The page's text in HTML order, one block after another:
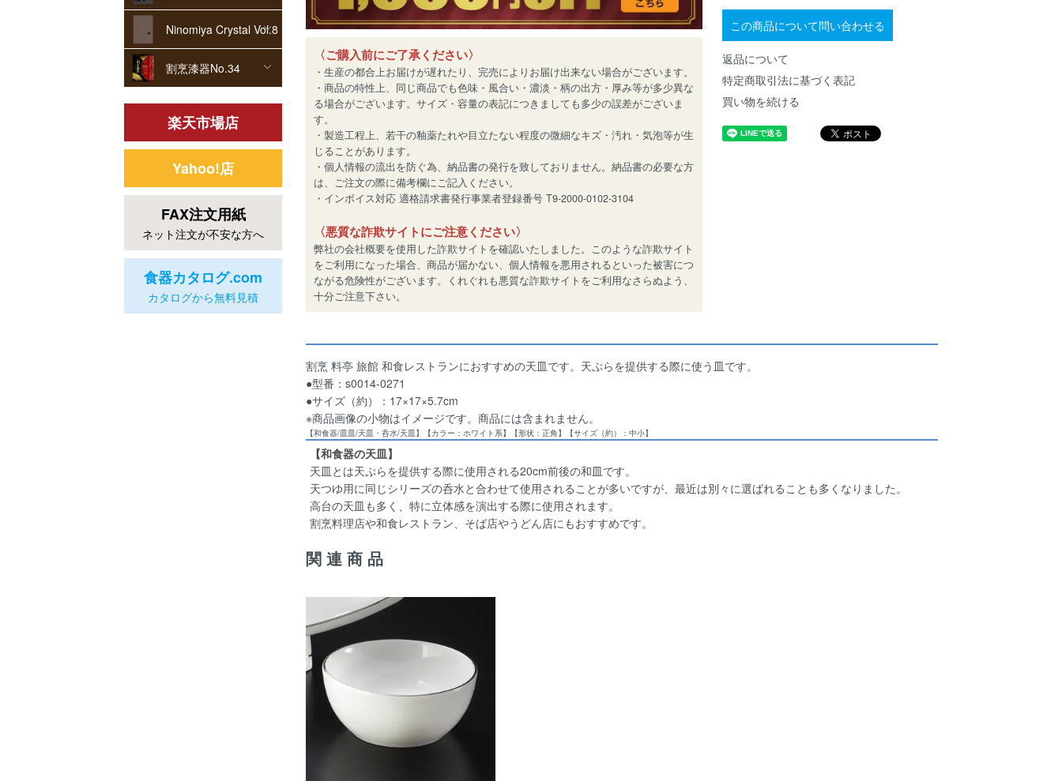
Ninomiya Crystal Vol.8
割烹漆器No.34
楽天市場店
Yahoo!店
FAX注文用紙
ネット注文が不安な方へ
食器カタログ.com
カタログから無料見積
〈ご購入前にご了承ください〉
・生産の都合上お届けが遅れたり、完売によりお届け出来ない場合がございます。
・商品の特性上、同じ商品でも色味・風合い・濃淡・柄の出方・厚み等が多少異な
る場合がございます。サイズ・容量の表記につきましても多少の誤差がございま
す。
・製造工程上、若干の釉薬たれや目立たない程度の微細なキズ・汚れ・気泡等が生
じることがあります。
・個人情報の流出を防ぐ為、納品書の発行を致しておりません。納品書の必要な方
は、ご注文の際に備考欄にご記入ください。
・インボイス対応 適格請求書発行事業者登録番号 T9-2000-0102-3104
〈悪質な詐欺サイトにご注意ください〉
弊社の会社概要を使用した詐欺サイトを確認いたしました。このような詐欺サイト
をご利用になった場合、商品が届かない、個人情報を悪用されるといった被害につ
ながる危険性がございます。くれぐれも悪質な詐欺サイトをご利用なさらぬよう、
十分ご注意下さい。
この商品について問い合わせる
返品について
特定商取引法に基づく表記
買い物を続ける
割烹 料亭 旅館 和食レストランにおすすめの天皿です。天ぷらを提供する際に使う皿です。
●型番：s0014-0271
●サイズ（約）：17×17×5.7cm
※商品画像の小物はイメージです。商品には含まれません。
【和食器/皿皿/天皿・呑水/天皿】【カラー：ホワイト系】【形状：正角】【サイズ（約）：中小】
【和食器の天皿】
天皿とは天ぷらを提供する際に使用される20cm前後の和皿です。
天つゆ用に同じシリーズの呑水と合わせて使用されることが多いですが、最近は別々に選ばれることも多くなりました。
高台の天皿も多く、特に立体感を演出する際に使用されます。
割烹料理店や和食レストラン、そば店やうどん店にもおすすめです。
関連商品